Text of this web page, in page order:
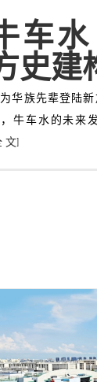
车
史建
华族先辈登陆
牛车水的未来
文]